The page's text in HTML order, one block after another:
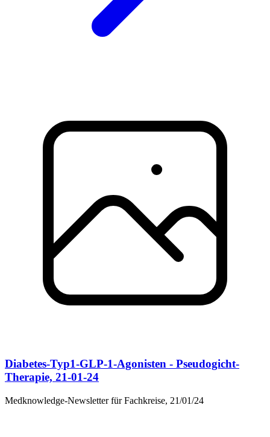
Diabetes-Typ1-GLP-1-Agonisten - Pseudogicht-
Therapie, 21-01-24
Medknowledge-Newsletter für Fachkreise, 21/01/24